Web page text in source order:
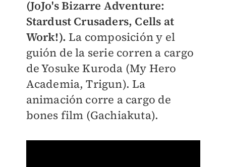
(JoJo's Bizarre Adventure:
Stardust Crusaders, Cells at
Work!). La composición y el
guión de la serie corren a cargo
de Yosuke Kuroda (My Hero
Academia, Trigun). La
animación corre a cargo de
bones film (Gachiakuta).